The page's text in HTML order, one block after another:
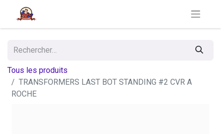
Tous les produits
TRANSFORMERS LAST BOT STANDING #2 CVR A
ROCHE